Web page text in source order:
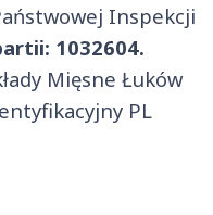
Inspekcji
1032604.
Mięsne Łuków
PL